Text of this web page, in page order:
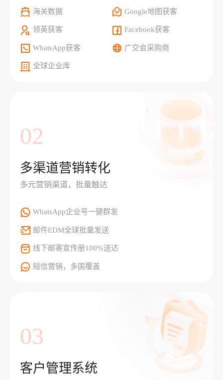
海关数据 Google地图获客
领英获客 Facebook获客
WhatsApp获客 广交会采购商
全球企业库
02
多渠道营销转化
多元营销渠道，批量触达
WhatsApp企业号一键群发
邮件EDM全球批量发送
线下邮寄宣传册100%送达
短信营销，多国覆盖
03
客户管理系统